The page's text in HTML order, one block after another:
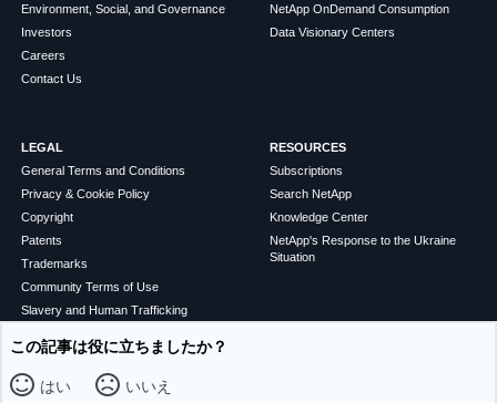
この記事は役に立ちましたか？
はい いいえ
Environment, Social, and Governance
Investors
Careers
Contact Us
NetApp OnDemand Consumption
Data Visionary Centers
LEGAL
General Terms and Conditions
Privacy & Cookie Policy
Copyright
Patents
Trademarks
Community Terms of Use
Slavery and Human Trafficking
Statement
Accessibility
RESOURCES
Subscriptions
Search NetApp
Knowledge Center
NetApp's Response to the Ukraine
Situation